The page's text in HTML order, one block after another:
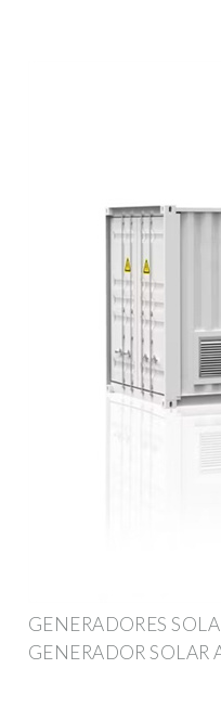
GENERADORES
GENERADOR SOLAR